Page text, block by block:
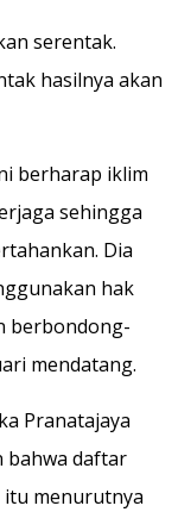
serentak.
hasilnya akan
berharap iklim
sehingga
Dia
hak
berbondong-
mendatang.
Pranatajaya
bahwa daftar
itu menurutnya